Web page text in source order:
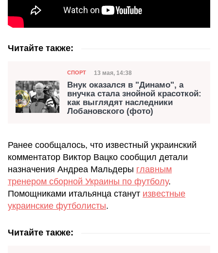
Читайте также:
Категория
СПОРТ Дата публикации
13 мая, 14:38
Внук оказался в "Динамо", а
внучка стала знойной красоткой:
как выглядят наследники
Лобановского (фото)
Ранее сообщалось, что известный украинский
комментатор Виктор Вацко сообщил детали
назначения Андреа Мальдеры главным
тренером сборной Украины по футболу.
Помощниками итальянца станут известные
украинские футболисты.
Читайте также: